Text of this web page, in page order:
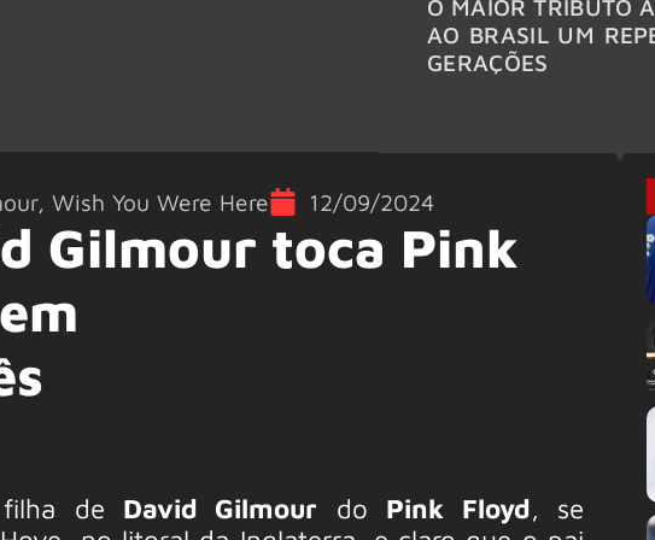
O MAIOR TRIBUTO
AO BRASIL UM
GERAÇÕES
, Wish You Were Here 12/09/2024
Gilmour toca Pink
de David Gilmour do Pink Floyd, se